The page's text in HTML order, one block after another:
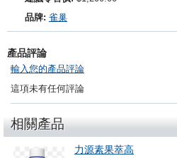
品牌: 雀巢
產品評論
輸入您的產品評論
這項未有任何評論
相關產品
力源素果萃高